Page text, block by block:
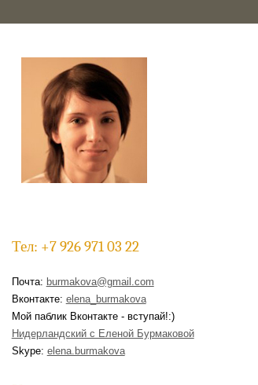
Тел: +7 926 971 03 22
Почта: burmakova@gmail.com
Вконтакте: elena_burmakova
Мой паблик Вконтакте - вступай!:)
Нидерландский с Еленой Бурмаковой
Skype: elena.burmakova